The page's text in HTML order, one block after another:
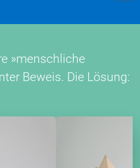
»menschliche
Beweis. Die Lösung: